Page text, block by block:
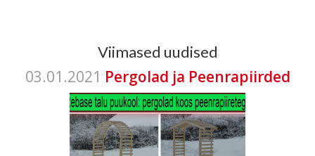
Viimased uudised
03.01.2021 Pergolad ja Peenrapiirded